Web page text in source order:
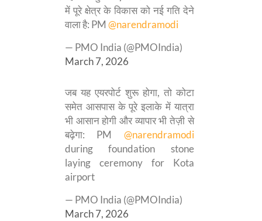
में पूरे क्षेत्र के विकास को नई गति देने
वाला है: PM@narendramodi
— PMO India (@PMOIndia)
March 7, 2026
जब यह एयरपोर्ट शुरू होगा, तो कोटा
समेत आसपास के पूरे इलाके में यात्रा
भी आसान होगी और व्यापार भी तेज़ी से
बढ़ेगा: PM @narendramodi
during foundation stone
laying ceremony for Kota
airport
— PMO India (@PMOIndia)
March 7, 2026